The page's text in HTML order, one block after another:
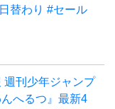
替わり #セール
週刊少年ジャンプ
へるつ』最新4